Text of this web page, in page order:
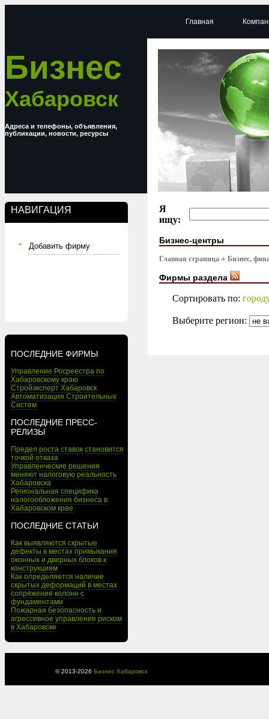
Бизнес
Хабаровск
Адреса и телефоны, объявления,
публикации, новости, ресурсы
НАВИГАЦИЯ
Добавить фирму
ПОСЛЕДНИЕ ФИРМЫ
Управление Росреестра по
Хабаровскому краю
Стройэксперт Хабаровск
Автоматизация Строительных
Систем
ПОСЛЕДНИЕ ПРЕСС-
РЕЛИЗЫ
Предел роста ставок становится
точкой отказа
Управленческие решения
меняют налоговую реальность
Хабаровска
Региональная специфика
налогообложения бизнеса в
Хабаровском крае
ПОСЛЕДНИЕ СТАТЬИ
Как выявляются скрытые
дефекты в местах примыкания
оконных и дверных блоков к
конструкциям
Как определяется наличие
скрытых деформаций в местах
сопряжения колонн с
фундаментами
Пожарная безопасность и
агрессивное управление риском
в Хабаровске
Главная
Я
ищу:
Бизнес-центры
Главная страница Бизнес,
Фирмы раздела
Сортировать по:
Выберите регион:
© 2013-2026 Бизнес Хабаровск